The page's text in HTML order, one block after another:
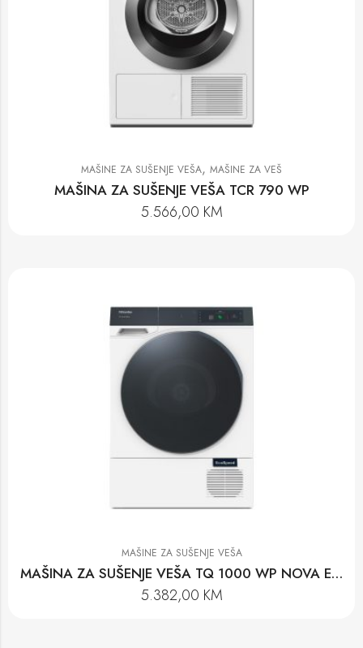
MAŠINE ZA SUŠENJE VEŠA, MAŠINE ZA VEŠ
MAŠINA ZA SUŠENJE VEŠA TCR 790 WP
5.566,00 KM
MAŠINE ZA SUŠENJE VEŠA
MAŠINA ZA SUŠENJE VEŠA TQ 1000 WP NOVA EDITION
5.382,00 KM